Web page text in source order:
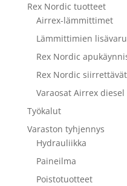
Rex Nordic tuotteet
Airrex-lämmittimet
Lämmittimien
Rex Nordic
Rex Nordic
Varaosat Airrex
Työkalut
Varaston tyhjennys
Hydrauliikka
Paineilma
Poistotuotteet